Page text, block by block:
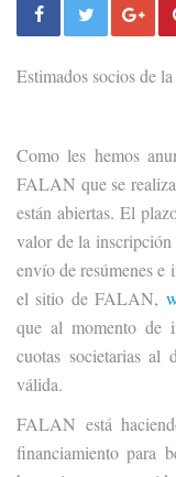
Estimados socios de
Como les hemos
FALAN que se
están abiertas. El
valor de la inscripción
envío de resúmenes e
el sitio de FALAN,
que al momento de
cuotas societarias
válida.
FALAN está
financiamiento para